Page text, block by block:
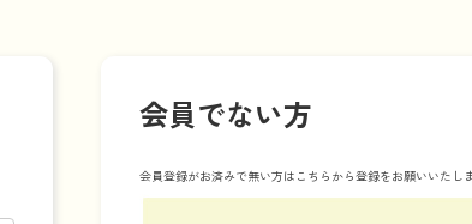
会員でない方
会員登録がお済みで無い方はこちらから登録をお願いいたしま